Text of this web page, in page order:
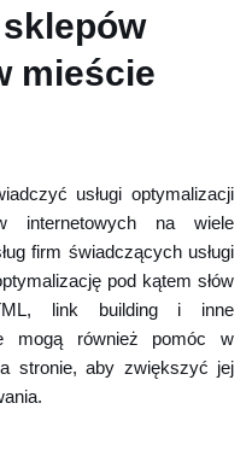
mieście
usługi optymalizacji
internetowych na wiele
firm świadczących usługi
pod kątem słów
link building i inne
mogą również pomóc w
stronie, aby zwiększyć jej